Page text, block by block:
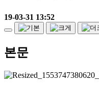
19-03-31 13:52
본문